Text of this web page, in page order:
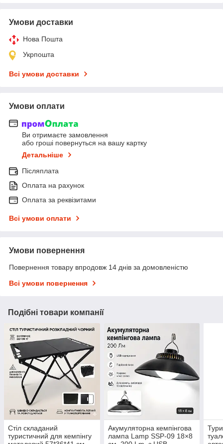
Умови доставки
Нова Пошта
Укрпошта
Всі умови доставки
Умови оплати
Ви отримаєте замовлення
або гроші повернуться на вашу картку
Детальніше
Післяплата
Оплата на рахунок
Оплата за реквізитами
Всі умови оплати
Умови повернення
Повернення товару впродовж 14 днів за домовленістю
Всі умови повернення
Подібні товари компанії
Стіл складаний
туристичний для кемпінгу
Акумуляторна кемпінгова
лампа Lamp SSP-09 18×8